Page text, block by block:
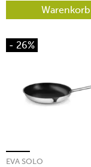
Warenkorb
- 26%
EVA SOLO